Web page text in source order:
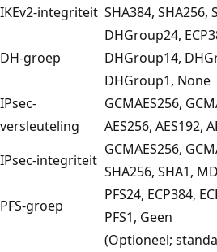
IKEv2-integriteit SHA384, SHA256,
DH-groep
DHGroup24,
DHGroup14,
DHGroup1, None
IPsec-
versleuteling
GCMAES256,
AES256, AES192,
IPsec-integriteit
GCMAES256,
SHA256, SHA1,
PFS-groep
PFS24, ECP384,
PFS1, Geen
(Optioneel;